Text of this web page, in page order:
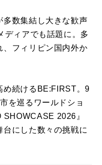
多数集結し大きな歓声
ディアでも話題に。多
、フィリピン国内外か
め続けるBE:FIRST。9
を巡るワールドショ
2026』
にした数々の挑戦に